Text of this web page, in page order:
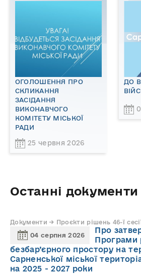
ОГОЛОШЕННЯ ПРО
СКЛИКАННЯ
ЗАСІДАННЯ
ВИКОНАВЧОГО
КОМІТЕТУ МІСЬКОЇ
РАДИ
25 червня 2026
ДО
Останні документи
Документи → Проєкти рішень 46-ї
04 серпня 2026
Про
Програми
безбар’єрного простору на
Сарненської міської
на 2025 - 2027 роки